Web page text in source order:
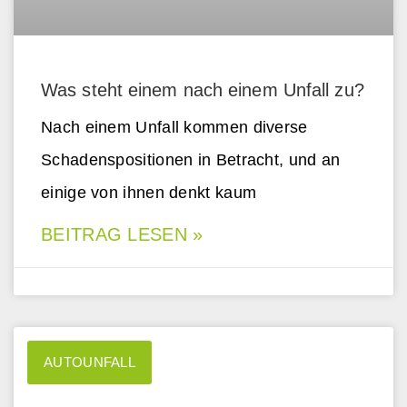
Was steht einem nach einem Unfall zu?
Nach einem Unfall kommen diverse
Schadenspositionen in Betracht, und an
einige von ihnen denkt kaum
BEITRAG LESEN »
AUTOUNFALL